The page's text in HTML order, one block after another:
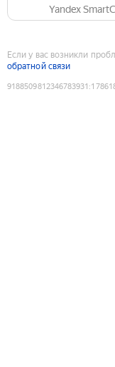
Yandex
Если у вас возникли
обратной связи
9188509812346783931 :